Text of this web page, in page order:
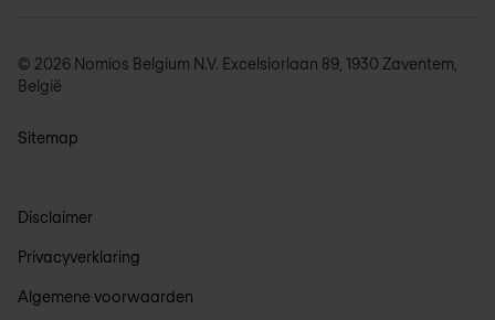
© 2026 Nomios Belgium N.V. Excelsiorlaan 89, 1930 Zaventem,
België
Sitemap
Disclaimer
Privacyverklaring
Algemene voorwaarden